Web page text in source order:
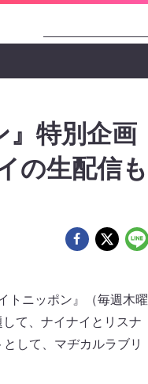
』特別企画
の生配信も
トニッポン』（毎週木曜
て、ナイナイとリスナ
して、マヂカルラブリ